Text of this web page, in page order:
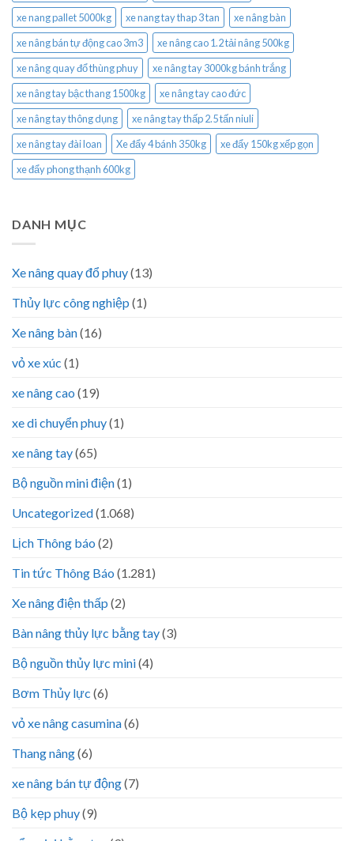
xe nang pallet 5000kg
xe nang tay thap 3 tan
xe nâng bàn
xe nâng bán tự động cao 3m3
xe nâng cao 1.2 tải nâng 500kg
xe nâng quay đổ thùng phuy
xe nâng tay 3000kg bánh trắng
xe nâng tay bậc thang 1500kg
xe nâng tay cao đức
xe nâng tay thông dụng
xe nâng tay thấp 2.5 tấn niuli
xe nâng tay đài loan
Xe đẩy 4 bánh 350kg
xe đẩy 150kg xếp gọn
xe đẩy phong thạnh 600kg
DANH MỤC
Xe nâng quay đổ phuy(13)
Thủy lực công nghiệp (1)
Xe nâng bàn(16)
vỏ xe xúc (1)
xe nâng cao (19)
xe di chuyển phuy(1)
xe nâng tay(65)
Bộ nguồn mini điện(1)
Uncategorized(1.068)
Lịch Thông báo (2)
Tin tức Thông Báo (1.281)
Xe nâng điện thấp (2)
Bàn nâng thủy lực bằng tay(3)
Bộ nguồn thủy lực mini(4)
Bơm Thủy lực (6)
vỏ xe nâng casumina(6)
Thang nâng(6)
xe nâng bán tự động(7)
Bộ kẹp phuy(9)